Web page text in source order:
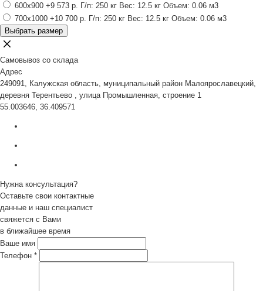
600x900 +9 573 р. Г/п: 250 кг Вес: 12.5 кг Объем: 0.06 м3
700x1000 +10 700 р. Г/п: 250 кг Вес: 12.5 кг Объем: 0.06 м3
Выбрать размер
Самовывоз со склада
Адрес
249091, Калужская область, муниципальный район Малоярославецкий,
деревня Терентьево , улица Промышленная, строение 1
55.003646, 36.409571
Нужна консультация?
Оставьте свои контактные
данные и наш специалист
свяжется с Вами
в ближайшее время
Ваше имя
Телефон *